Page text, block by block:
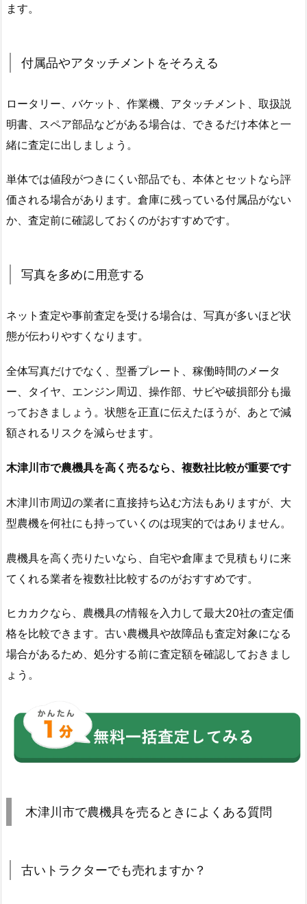
ます。
付属品やアタッチメントをそろえる
ロータリー、バケット、作業機、アタッチメント、取扱説
明書、スペア部品などがある場合は、できるだけ本体と一
緒に査定に出しましょう。
単体では値段がつきにくい部品でも、本体とセットなら評
価される場合があります。倉庫に残っている付属品がない
か、査定前に確認しておくのがおすすめです。
写真を多めに用意する
ネット査定や事前査定を受ける場合は、写真が多いほど状
態が伝わりやすくなります。
全体写真だけでなく、型番プレート、稼働時間のメータ
ー、タイヤ、エンジン周辺、操作部、サビや破損部分も撮
っておきましょう。状態を正直に伝えたほうが、あとで減
額されるリスクを減らせます。
木津川市で農機具を高く売るなら、複数社比較が重要です
木津川市周辺の業者に直接持ち込む方法もありますが、大
型農機を何社にも持っていくのは現実的ではありません。
農機具を高く売りたいなら、自宅や倉庫まで見積もりに来
てくれる業者を複数社比較するのがおすすめです。
ヒカカクなら、農機具の情報を入力して最大20社の査定価
格を比較できます。古い農機具や故障品も査定対象になる
場合があるため、処分する前に査定額を確認しておきまし
ょう。
木津川市で農機具を売るときによくある質問
古いトラクターでも売れますか？